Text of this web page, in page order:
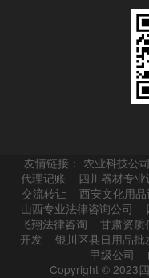
友情链接： 农业科技公司
代理记账
四川器材专
交流转让
西安文化用
山西专业法律咨询公司
飞翔法律咨询
甘肃资质
开发
银川区县日用品批
甲级公司
Copyright © 2023